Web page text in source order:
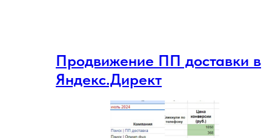
Написать нам
Творческая студия "Теплый
круг", Великий Новгород
Продвижение ПП доставки в
Яндекс.Директ